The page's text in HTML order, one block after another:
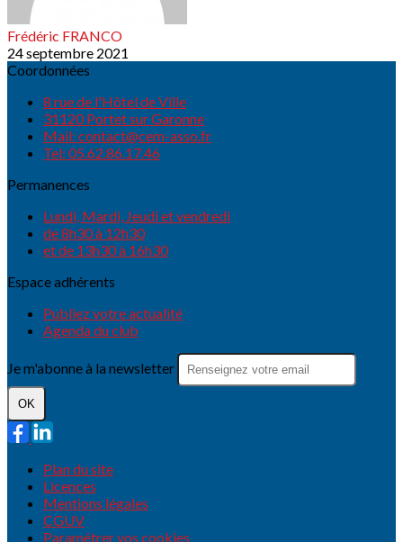
Frédéric FRANCO
24 septembre 2021
Coordonnées
8 rue de l'Hôtel de Ville
31120 Portet sur Garonne
Mail: contact@cem-asso.fr
Tel: 05.62.86.17.46
Permanences
Lundi, Mardi, Jeudi et vendredi
de 8h30 à 12h30
et de 13h30 à 16h30
Espace adhérents
Publiez votre actualité
Agenda du club
Je m'abonne à la newsletter
OK
Plan du site
Licences
Mentions légales
CGUV
Paramétrer vos cookies